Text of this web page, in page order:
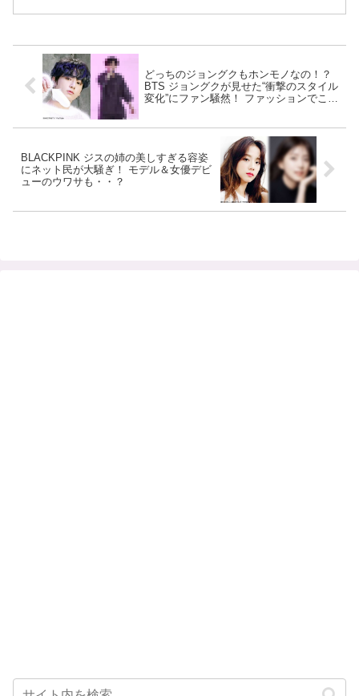
どっちのジョングクもホンモノなの！？
BTS ジョングクが見せた“衝撃のスタイル
変化”にファン騒然！ ファッションでここ
BLACKPINK ジスの姉の美しすぎる容姿
にネット民が大騒ぎ！ モデル＆女優デビ
ューのウワサも・・？